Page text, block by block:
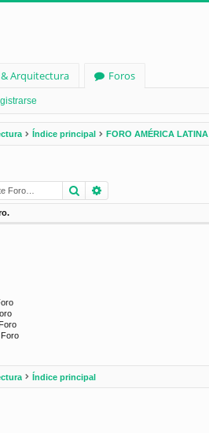
Arquitectura
Foros
Índice principal FORO AMÉRICA LATINA
Buscar
Índice principal